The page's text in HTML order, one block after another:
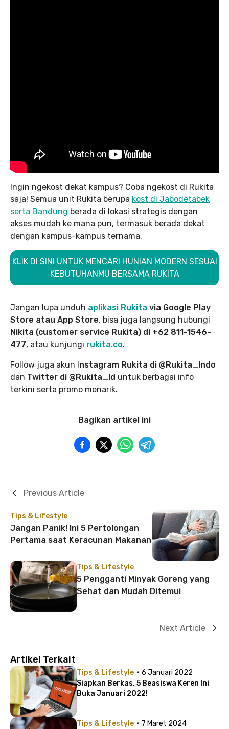
Ingin ngekost dekat kampus? Coba ngekost di Rukita
saja! Semua unit Rukita berupa kost di Jabodetabek
serta Bandung berada di lokasi strategis dengan
akses mudah ke mana pun, termasuk berada dekat
dengan kampus-kampus ternama.
KLIK DI SINI UNTUK MENCARI HUNIAN MODERN SESUAI
KEBUTUHANMU BERSAMA RUKITA
Jangan lupa unduh aplikasi Rukita via Google Play
Store atau App Store, bisa juga langsung hubungi
Nikita (customer service Rukita) di +62 811-1546-
477, atau kunjungi rukita.co.
Follow juga akun Instagram Rukita di @Rukita_Indo
dan Twitter di @Rukita_Id untuk berbagai info
terkini serta promo menarik.
Bagikan artikel ini
Tips & Lifestyle
Jangan Panik! Ini 5 Pertolongan
Pertama saat Keracunan Makanan
Previous Article
Tips & Lifestyle
5 Pengganti Minyak Goreng yang
Sehat dan Mudah Ditemui
Next Article
Artikel Terkait
Tips & Lifestyle · 6 Januari 2022
Siapkan Berkas, 5 Beasiswa Keren Ini
Buka Januari 2022!
Tips & Lifestyle · 7 Maret 2024